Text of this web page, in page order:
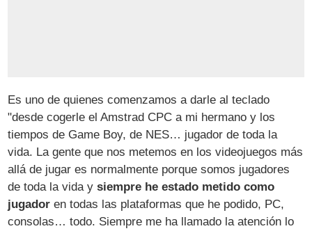
Es uno de quienes comenzamos a darle al teclado
"desde cogerle el Amstrad CPC a mi hermano y los
tiempos de Game Boy, de NES… jugador de toda la
vida. La gente que nos metemos en los videojuegos más
allá de jugar es normalmente porque somos jugadores
de toda la vida y siempre he estado metido como
jugador en todas las plataformas que he podido, PC,
consolas… todo. Siempre me ha llamado la atención lo